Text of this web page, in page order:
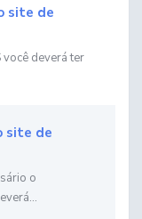
site de
você deverá ter
site de
o